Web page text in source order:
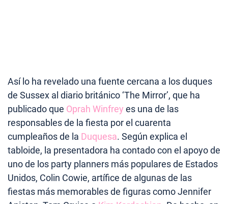
Así lo ha revelado una fuente cercana a los duques
de Sussex al diario británico ‘The Mirror’, que ha
publicado que Oprah Winfrey es una de las
responsables de la fiesta por el cuarenta
cumpleaños de la Duquesa. Según explica el
tabloide, la presentadora ha contado con el apoyo de
uno de los party planners más populares de Estados
Unidos, Colin Cowie, artífice de algunas de las
fiestas más memorables de figuras como Jennifer